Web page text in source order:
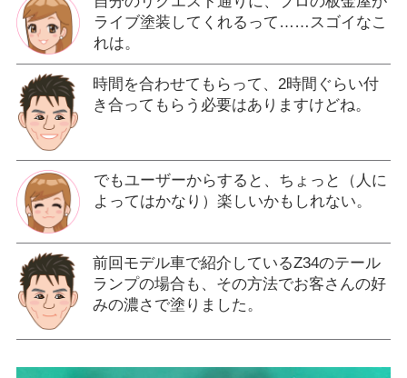
ライブ塗装してくれるって……スゴイなこ
れは。
時間を合わせてもらって、2時間ぐらい付
き合ってもらう必要はありますけどね。
でもユーザーからすると、ちょっと（人に
よってはかなり）楽しいかもしれない。
前回モデル車で紹介しているZ34のテール
ランプの場合も、その方法でお客さんの好
みの濃さで塗りました。